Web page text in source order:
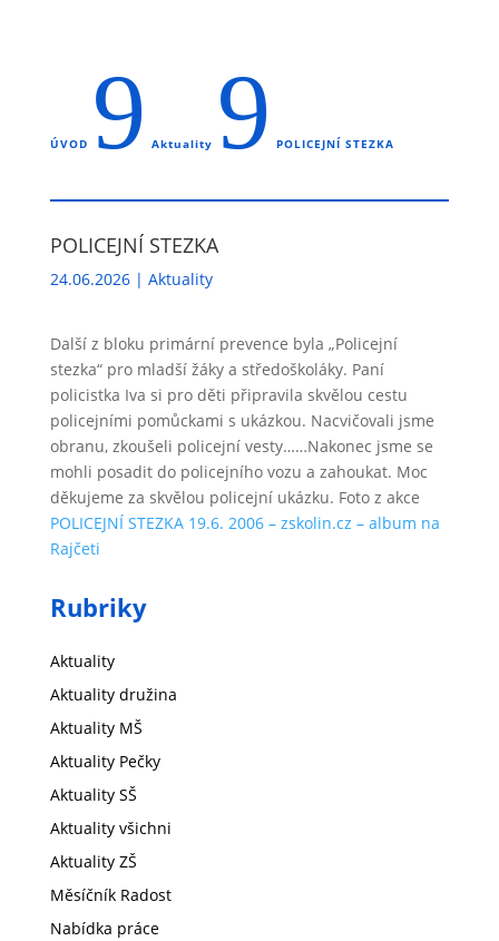
ÚVOD 9 Aktuality 9 POLICEJNÍ STEZKA
POLICEJNÍ STEZKA
24.06.2026| Aktuality
Další z bloku primární prevence byla „Policejní
stezka“ pro mladší žáky a středoškoláky. Paní
policistka Iva si pro děti připravila skvělou cestu
policejními pomůckami s ukázkou. Nacvičovali jsme
obranu, zkoušeli policejní vesty……Nakonec jsme se
mohli posadit do policejního vozu a zahoukat. Moc
děkujeme za skvělou policejní ukázku. Foto z akce
POLICEJNÍ STEZKA 19.6. 2006 – zskolin.cz – album na
Rajčeti
Rubriky
Aktuality
Aktuality družina
Aktuality MŠ
Aktuality Pečky
Aktuality SŠ
Aktuality všichni
Aktuality ZŠ
Měsíčník Radost
Nabídka práce